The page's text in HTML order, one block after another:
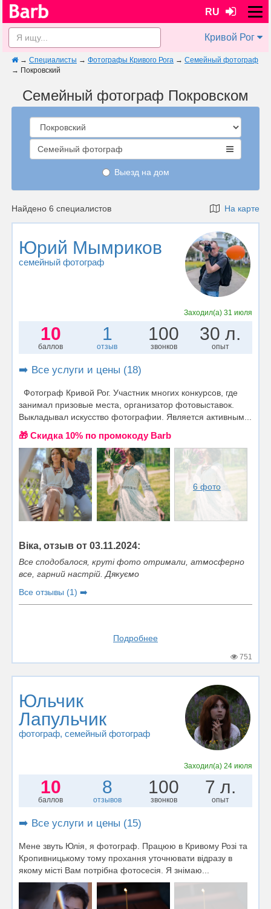
RU
Кривой Рог
→ Специалисты → Фотографы Кривого Рога → Семейный фотограф
→ Покровский
Семейный фотограф Покровском
Семейный фотограф
Выезд на дом
Найдено 6 специалистов На карте
Юрий Мымриков
семейный фотограф
Заходил(а) 31 июля
10
баллов
1
отзыв
100
звонков
30 л.
опыт
➡️ Все услуги и цены (18)
Фотограф Кривой Рог. Участник многих конкурсов, где
занимал призовые места, организатор фотовыставок.
Выкладывал искусство фотографии. Является активным...
🎁 Cкидка 10% по промокоду Barb
6 фото
Віка, отзыв от 03.11.2024:
Все сподобалося, круті фото отримали, атмосферно
все, гарний настрій. Дякуємо
Все отзывы (1) ➡️
Подробнее
751
Юльчик
Лапульчик
фотограф, семейный фотограф
Заходил(а) 24 июля
10
баллов
8
отзывов
100
звонков
7 л.
опыт
➡️ Все услуги и цены (15)
Мене звуть Юлія, я фотограф. Працюю в Кривому Розі та
Кропивницькому тому прохання уточнювати відразу в
якому місті Вам потрібна фотосесія. Я знімаю...